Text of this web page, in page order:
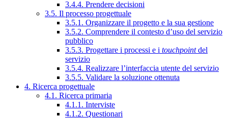
3.4.4. Prendere decisioni
3.5. Il processo progettuale
3.5.1. Organizzare il progetto e la sua gestione
3.5.2. Comprendere il contesto d’uso del servizio
pubblico
3.5.3. Progettare i processi e i touchpointdel
servizio
3.5.4. Realizzare l’interfaccia utente del servizio
3.5.5. Validare la soluzione ottenuta
4. Ricerca progettuale
4.1. Ricerca primaria
4.1.1. Interviste
4.1.2. Questionari